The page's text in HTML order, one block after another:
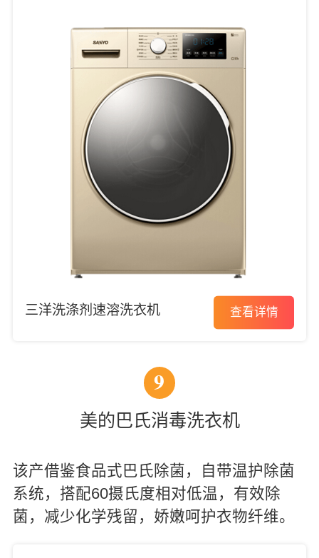
三洋洗涤剂速溶洗衣机 查看详情
9
美的巴氏消毒洗衣机
该产借鉴食品式巴氏除菌，自带温护除菌
系统，搭配60摄氏度相对低温，有效除
菌，减少化学残留，娇嫩呵护衣物纤维。